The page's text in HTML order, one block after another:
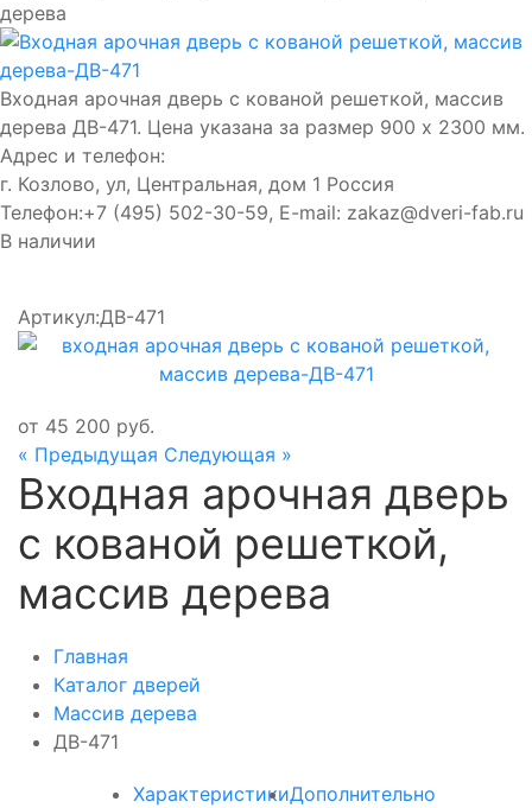
дерева
Входная арочная дверь с кованой решеткой, массив
дерева ДВ-471. Цена указана за размер 900 х 2300 мм.
Адрес и телефон:
г. Козлово, ул, Центральная, дом 1 Россия
Телефон:+7 (495) 502-30-59, E-mail: zakaz@dveri-fab.ru
В наличии
Артикул:ДВ-471
от 45 200 руб.
« Предыдущая Следующая »
Входная арочная дверь
с кованой решеткой,
массив дерева
Главная
Каталог дверей
Массив дерева
ДВ-471
ХарактеристикиДополнительно